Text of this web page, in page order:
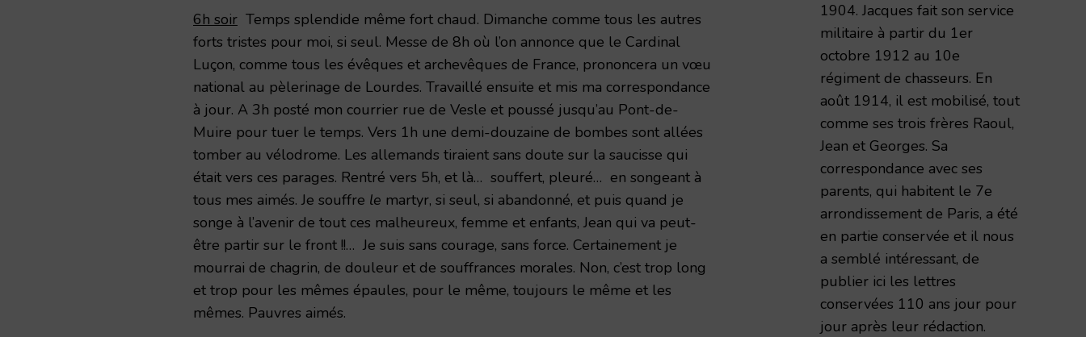
6h soir Temps splendide même fort chaud. Dimanche comme tous les autres
forts tristes pour moi, si seul. Messe de 8h où l’on annonce que le Cardinal
Luçon, comme tous les évêques et archevêques de France, prononcera un vœu
national au pèlerinage de Lourdes. Travaillé ensuite et mis ma correspondance
à jour. A 3h posté mon courrier rue de Vesle et poussé jusqu’au Pont-de-
Muire pour tuer le temps. Vers 1h une demi-douzaine de bombes sont allées
tomber au vélodrome. Les allemands tiraient sans doute sur la saucisse qui
était vers ces parages. Rentré vers 5h, et là… souffert, pleuré… en songeant à
tous mes aimés. Je souffre le martyr, si seul, si abandonné, et puis quand je
songe à l’avenir de tout ces malheureux, femme et enfants, Jean qui va peut-
être partir sur le front !!… Je suis sans courage, sans force. Certainement je
mourrai de chagrin, de douleur et de souffrances morales. Non, c’est trop long
et trop pour les mêmes épaules, pour le même, toujours le même et les
mêmes. Pauvres aimés.
1904. Jacques fait son service
militaire à partir du 1er
octobre 1912 au 10e
régiment de chasseurs. En
août 1914, il est mobilisé, tout
comme ses trois frères Raoul,
Jean et Georges. Sa
correspondance avec ses
parents, qui habitent le 7e
arrondissement de Paris, a été
en partie conservée et il nous
a semblé intéressant, de
publier ici les lettres
conservées 110 ans jour pour
jour après leur rédaction.